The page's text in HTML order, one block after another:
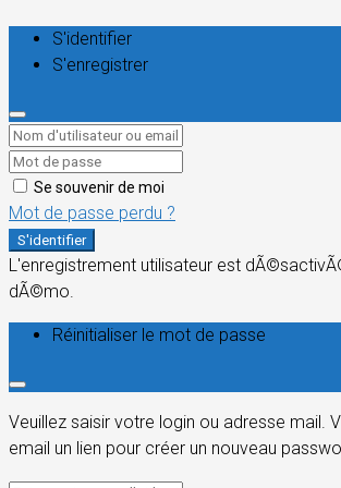
S'identifier
S'enregistrer
Se souvenir de moi
Mot de passe perdu ?
S'identifier
L'enregistrement utilisateur est
dÃ©mo.
Réinitialiser le mot de passe
Veuillez saisir votre login ou adresse mail.
email un lien pour créer un nouveau